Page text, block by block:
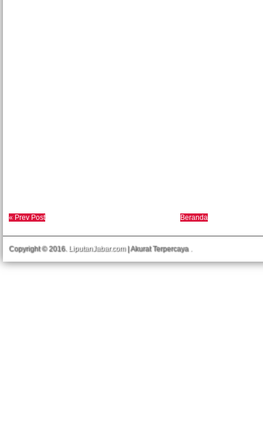
« Prev Post Beranda
Copyright © 2016. LiputanJabar.com| Akurat Terpercaya